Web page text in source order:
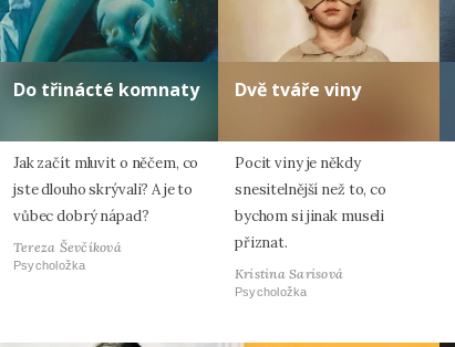
Do třinácté komnaty
Jak začít mluvit o něčem, co
jste dlouho skrývali? A je to
vůbec dobrý nápad?
Tereza Ševčíková
Psycholožka
Dvě tváře viny
Pocit viny je někdy
snesitelnější než to, co
bychom si jinak museli
přiznat.
Kristina Sarisová
Psycholožka